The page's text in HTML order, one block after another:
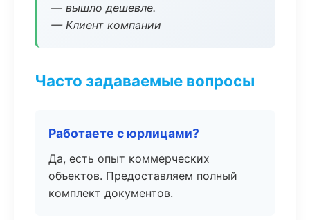
— вышло дешевле.
— Клиент компании
Часто задаваемые вопросы
Работаете с юрлицами?
Да, есть опыт коммерческих
объектов. Предоставляем полный
комплект документов.